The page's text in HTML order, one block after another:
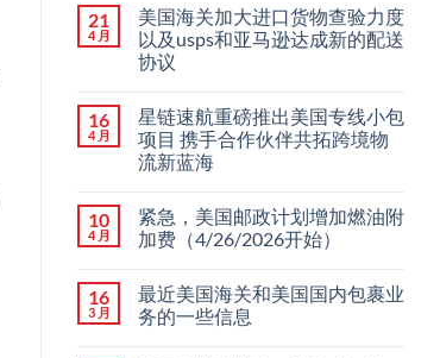
21
4 月
美国海关加大进口货物查验力度
以及usps和亚马逊达成新的配送
协议
16
4 月
星链速航重磅推出美国专线小包
项目 携手合作伙伴共拓跨境物
流新蓝海
10
4 月
紧急，美国邮政计划增加燃油附
加费（4/26/2026开始）
16
3 月
最近美国海关和美国国内包裹业
务的一些信息